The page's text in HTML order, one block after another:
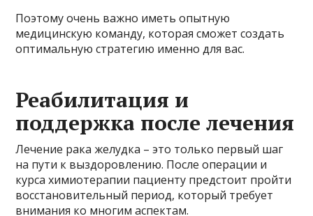
Поэтому очень важно иметь опытную
медицинскую команду, которая сможет создать
оптимальную стратегию именно для вас.
Реабилитация и
поддержка после лечения
Лечение рака желудка – это только первый шаг
на пути к выздоровлению. После операции и
курса химиотерапии пациенту предстоит пройти
восстановительный период, который требует
внимания ко многим аспектам.